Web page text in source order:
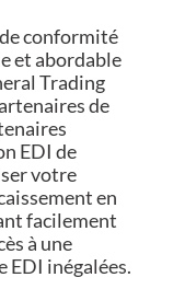
conformité
et abordable
Trading
de
EDI de
votre
en
facilement
à une
EDI inégalées.